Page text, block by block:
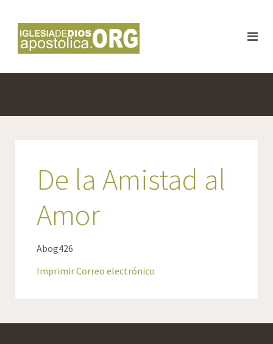
De la Amistad al
Amor
Abog426
ImprimirCorreo electrónico